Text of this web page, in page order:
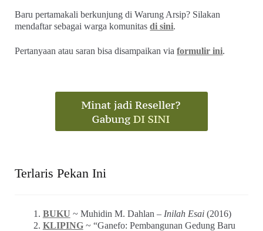
Baru pertamakali berkunjung di Warung Arsip? Silakan
mendaftar sebagai warga komunitasdi sini.
Pertanyaan atau saran bisa disampaikan viaformulir ini.
Terlaris Pekan Ini
BUKU ~ Muhidin M. Dahlan – Inilah Esai(2016)
KLIPING~ “Ganefo: Pembangunan Gedung Baru